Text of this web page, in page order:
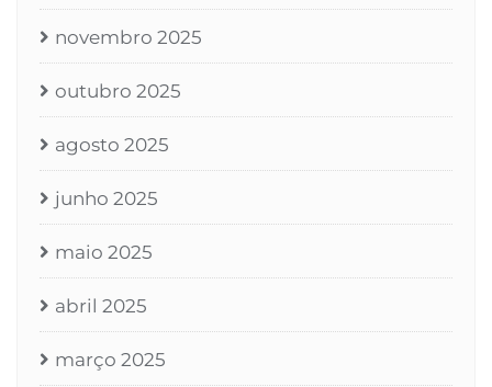
novembro 2025
outubro 2025
agosto 2025
junho 2025
maio 2025
abril 2025
março 2025